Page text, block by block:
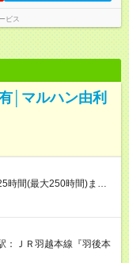
ビス
│マルハン由利
間なし
：ＪＲ羽越本線『羽後本